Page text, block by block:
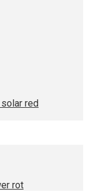
red
rot